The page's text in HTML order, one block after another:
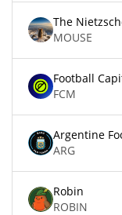
MOUSE
FCM
ARG
Robin
ROBIN